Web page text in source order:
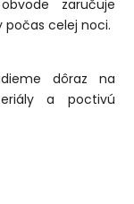
zaručuje
celej noci.
dôraz na
a poctivú